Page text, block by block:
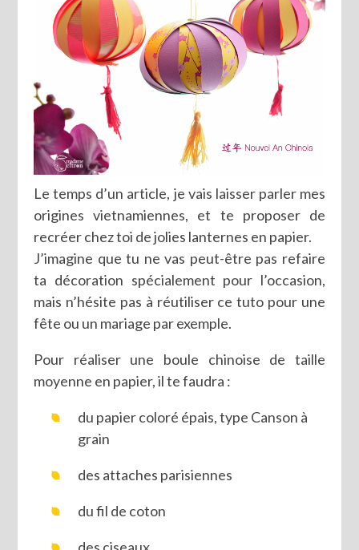
Le temps d’un article, je vais laisser parler mes
origines vietnamiennes, et te proposer de
recréer chez toi de jolies lanternes en papier.
J’imagine que tu ne vas peut-être pas refaire
ta décoration spécialement pour l’occasion,
mais n’hésite pas à réutiliser ce tuto pour une
fête ou un mariage par exemple.
Pour réaliser une boule chinoise de taille
moyenne en papier, il te faudra :
du papier coloré épais, type Canson à
grain
des attaches parisiennes
du fil de coton